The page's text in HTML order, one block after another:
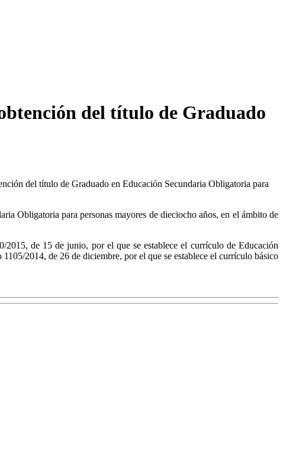
del título de Graduado
del título de Graduado en Educación Secundaria Obligatoria para
Obligatoria para personas mayores de dieciocho años, en el ámbito de
de 15 de junio, por el que se establece el currículo de Educación
2014, de 26 de diciembre, por el que se establece el currículo básico